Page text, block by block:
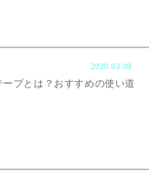
2020.03.09
プとは？おすすめの使い道